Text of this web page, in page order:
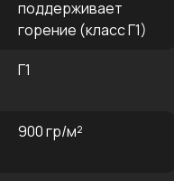
поддерживает
горение (класс Г1)
Г1
900 гр/м²